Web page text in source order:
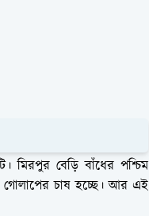
মিরপুর বেড়ি বাঁধের পশ্চিম
গোলাপের চাষ হচ্ছে। আর এই